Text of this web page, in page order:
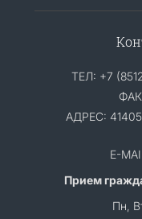
ТЕЛ: +7
АДРЕС:
E-
Прием
Пн,